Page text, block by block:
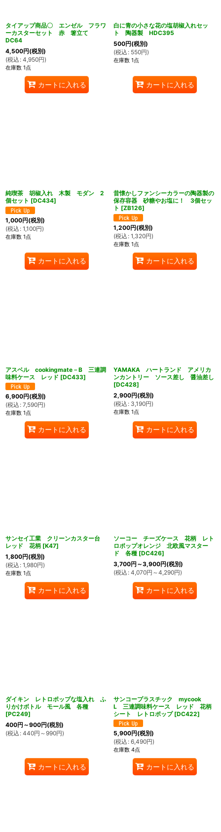
タイアップ商品〇 エンゼル フラワ
ーカスターセット 赤 箸立て
DC64
4,500円(税別)
(税込 : 4,950円)
在庫数 1点
カートに入れる
白に青の小さな花の塩胡椒入れセッ
ト 陶器製 HDC395
500円(税別)
(税込 : 550円)
在庫数 1点
カートに入れる
純喫茶 胡椒入れ 木製 モダン 2
個セット [DC434]
1,000円(税別)
(税込 : 1,100円)
在庫数 1点
カートに入れる
昔懐かしファンシーカラーの陶器製の
保存容器 砂糖やお塩に！ 3個セッ
ト [ZB126]
1,200円(税別)
(税込 : 1,320円)
在庫数 1点
カートに入れる
アスベル cookingmate－B 三連調
味料ケース レッド [DC433]
6,900円(税別)
(税込 : 7,590円)
在庫数 1点
カートに入れる
YAMAKA ハートランド アメリカ
ンカントリー ソース差し 醤油差し
[DC428]
2,900円(税別)
(税込 : 3,190円)
在庫数 1点
カートに入れる
サンセイ工業 クリーンカスター台
レッド 花柄 [K47]
1,800円(税別)
(税込 : 1,980円)
在庫数 1点
カートに入れる
ソーコー チーズケース 花柄 レト
ロポップオレンジ 北欧風マスター
ド 各種 [DC426]
3,700円 ～3,900円(税別)
(税込 : 4,070円 ～4,290円)
カートに入れる
ダイキン レトロポップな塩入れ ふ
りかけボトル モール風 各種
[PC249]
400円 ～900円(税別)
(税込 : 440円 ～990円)
カートに入れる
サンコープラスチック mycook
L 三連調味料ケース レッド 花柄
シート レトロポップ [DC422]
5,900円(税別)
(税込 : 6,490円)
在庫数 4点
カートに入れる